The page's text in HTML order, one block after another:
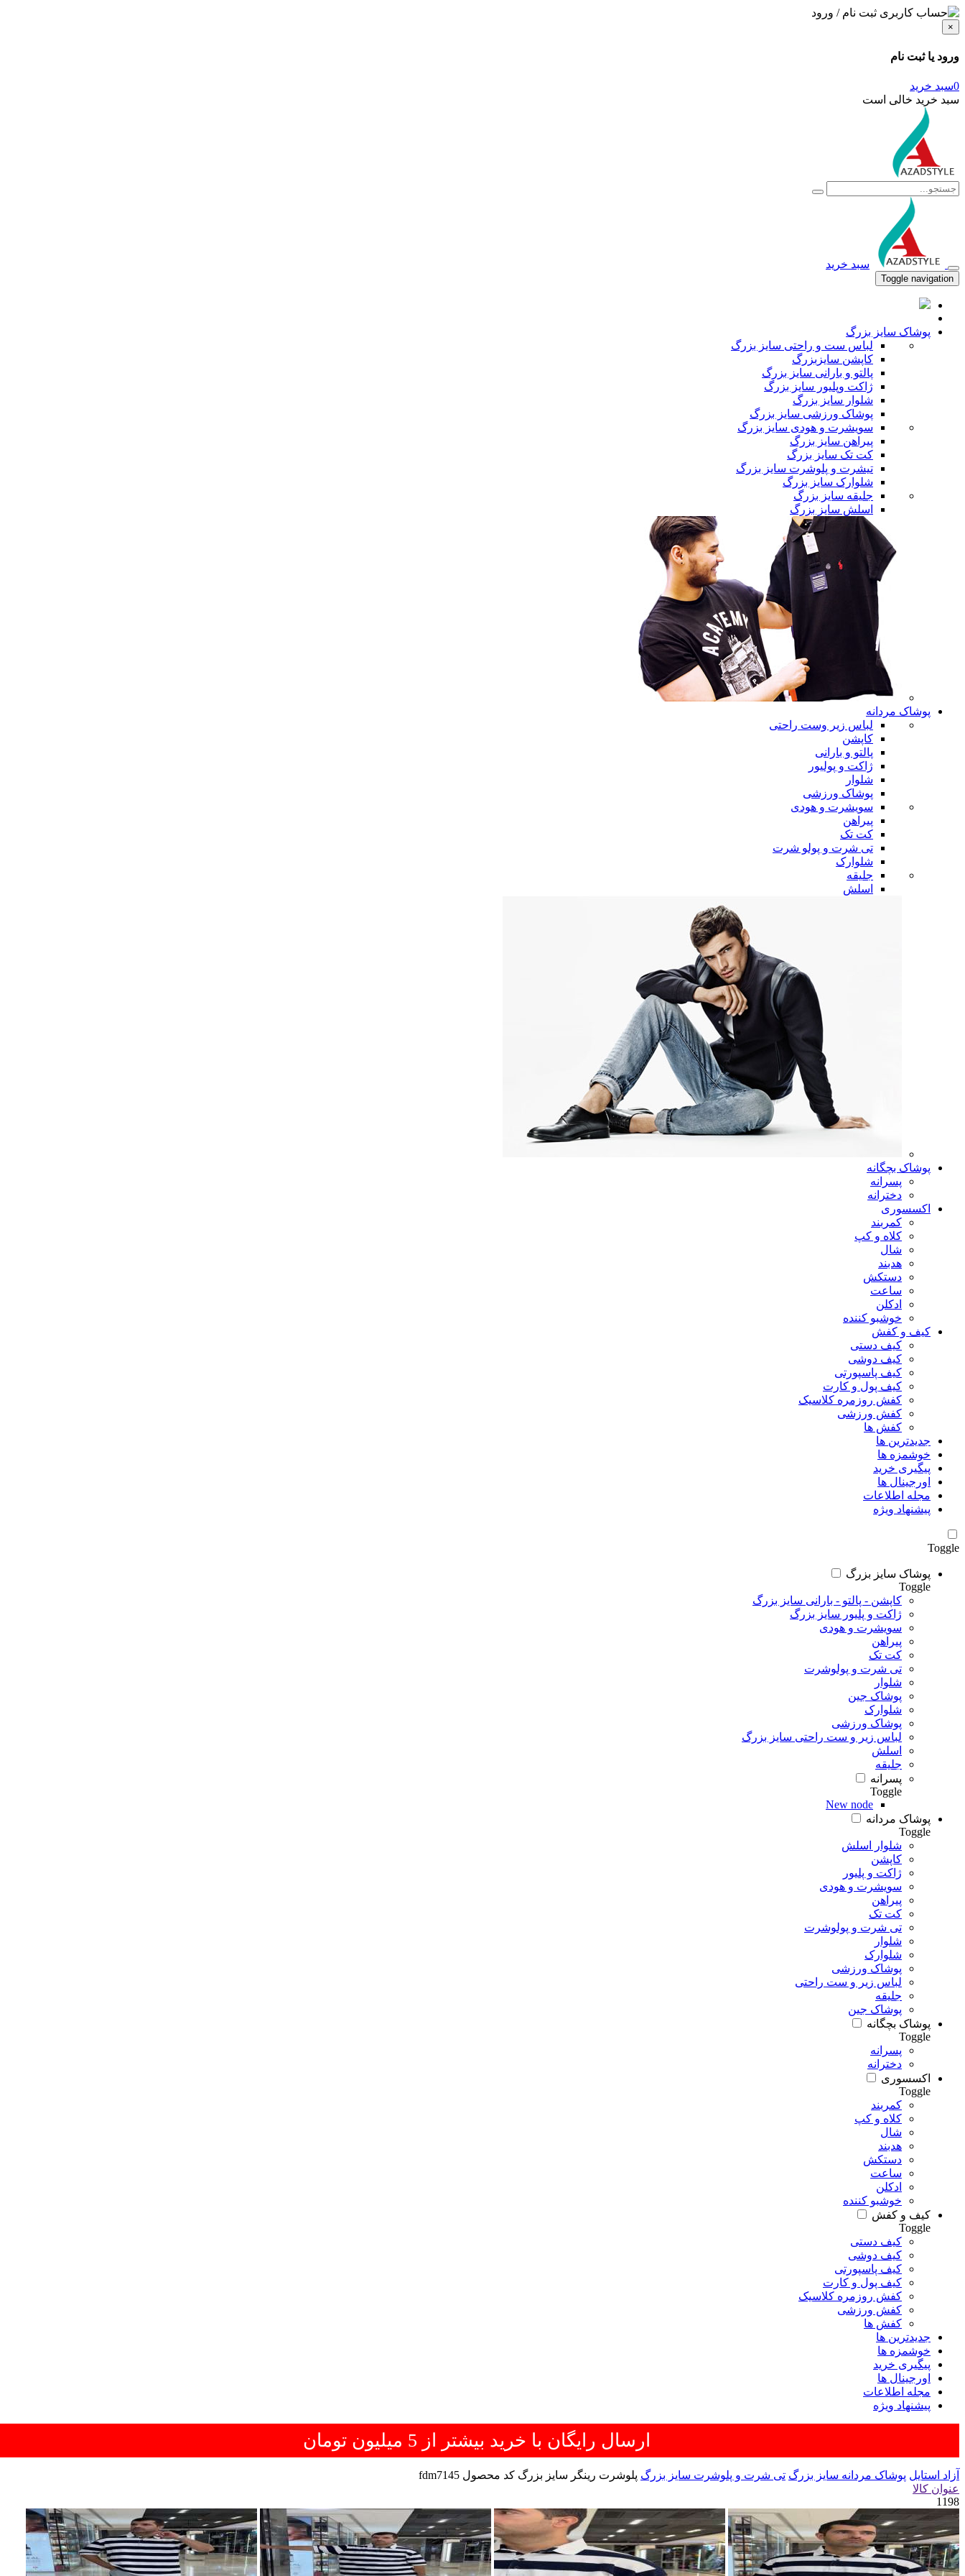
ثبت نام / ورود
×
ورود یا ثبت نام
0سبد خرید
سبد خرید خالی است
سبد خرید
Toggle navigation
پوشاک سایز بزرگ
لباس ست و راحتی سایز بزرگ
کاپشن سایزبزرگ
پالتو و بارانی سایز بزرگ
ژاکت وپلیور سایز بزرگ
شلوار سایز بزرگ
پوشاک ورزشی سایز بزرگ
سویشرت و هودی سایز بزرگ
پیراهن سایز بزرگ
کت تک سایز بزرگ
تیشرت و پلوشرت سایز بزرگ
شلوارک سایز بزرگ
جلیقه سایز بزرگ
اسلش سایز بزرگ
پوشاک مردانه
لباس زیر وست راحتی
کاپشن
پالتو و بارانی
ژاکت و پولیور
شلوار
پوشاک ورزشی
سویشرت و هودی
پیراهن
کت تک
تی شرت و پولو شرت
شلوارک
جلیقه
اسلش
پوشاک بچگانه
پسرانه
دخترانه
اکسسوری
کمربند
کلاه و کپ
شال
هدبند
دستکش
ساعت
ادکلن
خوشبو کننده
کیف و کفش
کیف دستی
کیف دوشی
کیف پاسپورتی
کیف پول و کارت
کفش روزمره کلاسیک
کفش ورزشی
کفش ها
جدیدترین ها
خوشمزه ها
پیگیری خرید
اورجینال ها
مجله اطلاعات
پیشنهاد ویژه
Toggle
پوشاک سایز بزرگ
Toggle
کاپشن - پالتو - بارانی سایز بزرگ
ژاکت و پلیور سایز بزرگ
سویشرت و هودی
پیراهن
کت تک
تی شرت و پولوشرت
شلوار
پوشاک جین
شلوارک
پوشاک ورزشی
لباس زیر و ست راحتی سایز بزرگ
اسلش
جلیقه
پسرانه
Toggle
New node
پوشاک مردانه
Toggle
شلوار اسلش
کاپشن
ژاکت و پلیور
سویشرت و هودی
پیراهن
کت تک
تی شرت و پولوشرت
شلوار
شلوارک
پوشاک ورزشی
لباس زیر و ست راحتی
جلیقه
پوشاک جین
پوشاک بچگانه
Toggle
پسرانه
دخترانه
اکسسوری
Toggle
کمربند
کلاه و کپ
شال
هدبند
دستکش
ساعت
ادکلن
خوشبو کننده
کیف و کفش
Toggle
کیف دستی
کیف دوشی
کیف پاسپورتی
کیف پول و کارت
کفش روزمره کلاسیک
کفش ورزشی
کفش ها
جدیدترین ها
خوشمزه ها
پیگیری خرید
اورجینال ها
مجله اطلاعات
پیشنهاد ویژه
ارسال رایگان با خرید بیشتر از 5 میلیون تومان
آزاد استایل پوشاک مردانه سایز بزرگ تی شرت و پلوشرت سایز بزرگ پلوشرت رینگر سایز بزرگ کد محصول fdm7145
عنوان کالا
1198